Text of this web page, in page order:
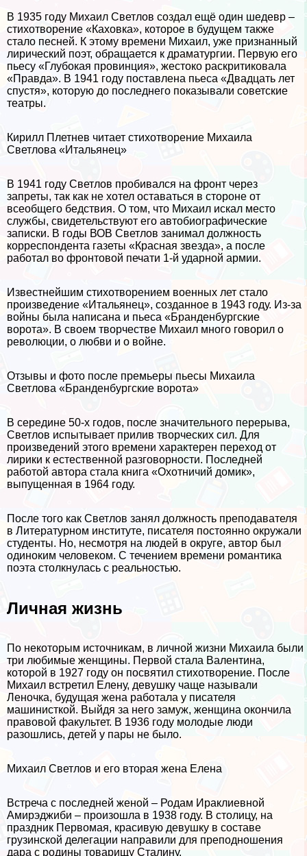
В 1935 году Михаил Светлов создал ещё один шедевр –
стихотворение «Каховка», которое в будущем также
стало песней. К этому времени Михаил, уже признанный
лирический поэт, обращается к драматургии. Первую его
пьесу «Глубокая провинция», жестоко раскритиковала
«Правда». В 1941 году поставлена пьеса «Двадцать лет
спустя», которую до последнего показывали советские
театры.
Кирилл Плетнев читает стихотворение Михаила
Светлова «Итальянец»
В 1941 году Светлов пробивался на фронт через
запреты, так как не хотел оставаться в стороне от
всеобщего бедствия. О том, что Михаил искал место
службы, свидетельствуют его автобиографические
записки. В годы ВОВ Светлов занимал должность
корреспондента газеты «Красная звезда», а после
работал во фронтовой печати 1-й ударной армии.
Известнейшим стихотворением военных лет стало
произведение «Итальянец», созданное в 1943 году. Из-за
войны была написана и пьеса «Бранденбургские
ворота». В своем творчестве Михаил много говорил о
революции, о любви и о войне.
Отзывы и фото после премьеры пьесы Михаила
Светлова «Бранденбургские ворота»
В середине 50-х годов, после значительного перерыва,
Светлов испытывает прилив творческих сил. Для
произведений этого времени хаpaктерен переход от
лирики к естественной разговорности. Последней
работой автора стала книга «Охотничий домик»,
выпущенная в 1964 году.
После того как Светлов занял должность преподавателя
в Литературном институте, писателя постоянно окружали
студенты. Но, несмотря на людей в округе, автор был
одиноким человеком. С течением времени романтика
поэта столкнулась с реальностью.
Личная жизнь
По некоторым источникам, в личной жизни Михаила были
три любимые женщины. Первой стала Валентина,
которой в 1927 году он посвятил стихотворение. После
Михаил встретил Елену, дeвyшку чаще называли
Леночка, будущая жена работала у писателя
машинисткой. Выйдя за него замуж, женщина окончила
правовой факультет. В 1936 году молодые люди
разошлись, детей у пары не было.
Михаил Светлов и его вторая жена Елена
Встреча с последней женой – Родам Иpaклиевной
Амирэджиби – произошла в 1938 году. В столицу, на
праздник Первомая, красивую дeвyшку в составе
грузинской делегации направили для преподношения
дара с родины товарищу Сталину.